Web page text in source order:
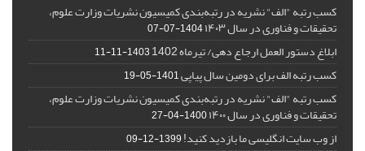
کسب رتبه "الف" نشریه در رتبه‌بندی کمیسیون نشریات وزارت علوم،
تحقیقات و فناوری در سال ۱۴۰۳ 1404-07-07
ابلاغ دستور العمل ارجاع دهی/ تیرماه 1402 1403-11-11
کسب رتبه الف برای دومین سال پیاپی1401-05-19
کسب رتبه "الف" نشریه در رتبه‌بندی کمیسیون نشریات وزارت علوم،
تحقیقات و فناوری در سال ۱۴۰۰ 1400-04-27
از وب سایت انگلیسی ما بازدید کنید!1399-12-09